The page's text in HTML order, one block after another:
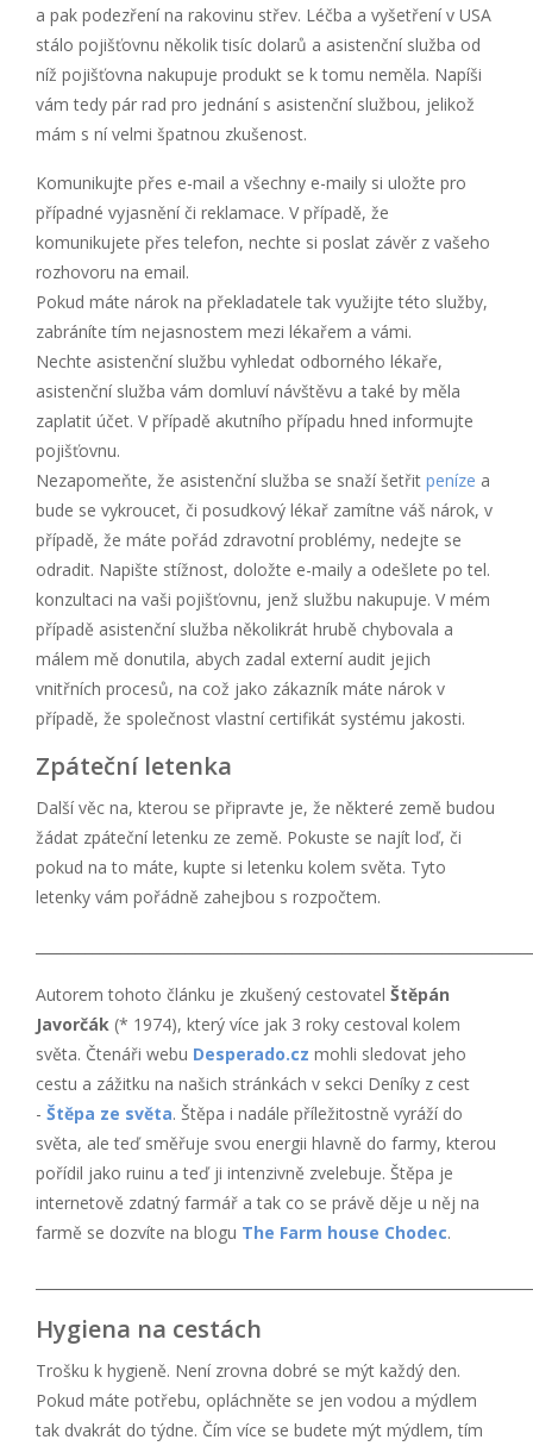
a pak podezření na rakovinu střev. Léčba a vyšetření v USA
stálo pojišťovnu několik tisíc dolarů a asistenční služba od
níž pojišťovna nakupuje produkt se k tomu neměla. Napíši
vám tedy pár rad pro jednání s asistenční službou, jelikož
mám s ní velmi špatnou zkušenost.
Komunikujte přes e-mail a všechny e-maily si uložte pro
případné vyjasnění či reklamace. V případě, že
komunikujete přes telefon, nechte si poslat závěr z vašeho
rozhovoru na email.
Pokud máte nárok na překladatele tak využijte této služby,
zabráníte tím nejasnostem mezi lékařem a vámi.
Nechte asistenční službu vyhledat odborného lékaře,
asistenční služba vám domluví návštěvu a také by měla
zaplatit účet. V případě akutního případu hned informujte
pojišťovnu.
Nezapomeňte, že asistenční služba se snaží šetřit peníze a
bude se vykroucet, či posudkový lékař zamítne váš nárok, v
případě, že máte pořád zdravotní problémy, nedejte se
odradit. Napište stížnost, doložte e-maily a odešlete po tel.
konzultaci na vaši pojišťovnu, jenž službu nakupuje. V mém
případě asistenční služba několikrát hrubě chybovala a
málem mě donutila, abych zadal externí audit jejich
vnitřních procesů, na což jako zákazník máte nárok v
případě, že společnost vlastní certifikát systému jakosti.
Zpáteční letenka
Další věc na, kterou se připravte je, že některé země budou
žádat zpáteční letenku ze země. Pokuste se najít loď, či
pokud na to máte, kupte si letenku kolem světa. Tyto
letenky vám pořádně zahejbou s rozpočtem.
Autorem tohoto článku je zkušený cestovatel Štěpán
Javorčák (* 1974), který více jak 3 roky cestoval kolem
světa. Čtenáři webu Desperado.cz mohli sledovat jeho
cestu a zážitku na našich stránkách v sekci Deníky z cest
- Štěpa ze světa. Štěpa i nadále příležitostně vyráží do
světa, ale teď směřuje svou energii hlavně do farmy, kterou
pořídil jako ruinu a teď ji intenzivně zvelebuje. Štěpa je
internetově zdatný farmář a tak co se právě děje u něj na
farmě se dozvíte na blogu The Farm house Chodec.
Hygiena na cestách
Trošku k hygieně. Není zrovna dobré se mýt každý den.
Pokud máte potřebu, opláchněte se jen vodou a mýdlem
tak dvakrát do týdne. Čím více se budete mýt mýdlem, tím